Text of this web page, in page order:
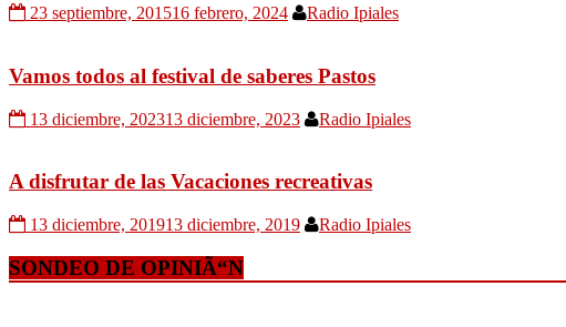
23 septiembre, 201516 febrero, 2024 Radio Ipiales
Vamos todos al festival de saberes Pastos
13 diciembre, 202313 diciembre, 2023 Radio Ipiales
A disfrutar de las Vacaciones recreativas
13 diciembre, 201913 diciembre, 2019 Radio Ipiales
SONDEO DE OPINIÃ“N